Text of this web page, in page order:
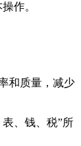
作。
和质量，减少
、钱、税”所